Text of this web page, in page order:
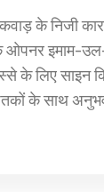
के निजी
ओपनर इमाम-
के लिए साइन
के साथ
दोनों में खेलेंगे।